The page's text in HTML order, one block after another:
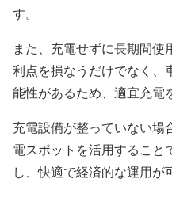
す。
また、充電せずに長期間
利点を損なうだけでなく、
能性があるため、適宜充電
充電設備が整っていない場
電スポットを活用すること
し、快適で経済的な運用が